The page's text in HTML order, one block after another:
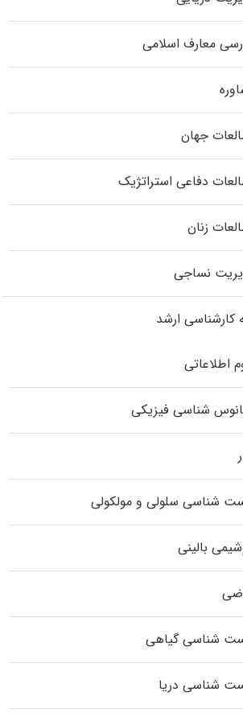
معارف اسلامی
جهان
دفاعی استراتژیک
زنان
نساجی
کارشناسی ارشد
اطلاعاتی
شناسی فیزیکی
شناسی سلولی و مولکولی
بالینی
شناسی گیاهی
شناسی دریا